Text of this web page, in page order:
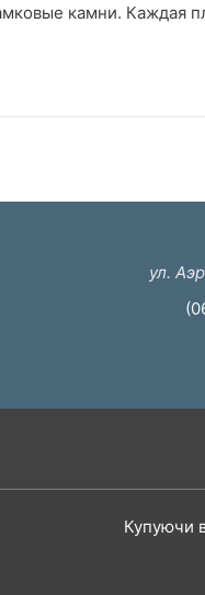
камни.
ул.
Купуючи